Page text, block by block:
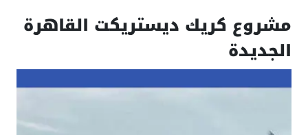
مشروع كريك ديستريكت القاهرة
الجديدة